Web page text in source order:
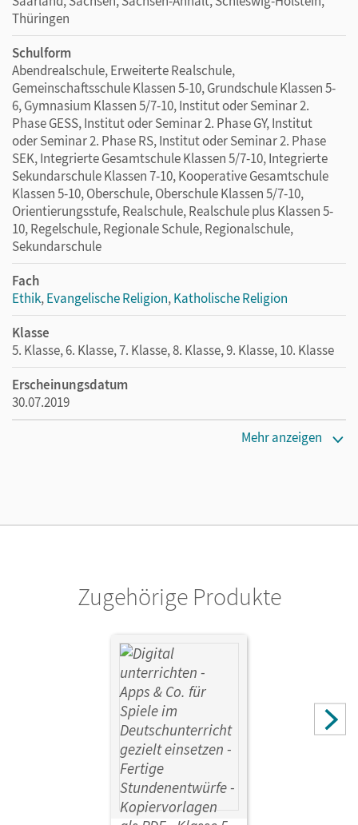
Thüringen
Schulform
Abendrealschule, Erweiterte Realschule,
Gemeinschaftsschule Klassen 5-10, Grundschule Klassen 5-
6, Gymnasium Klassen 5/7-10, Institut oder Seminar 2.
Phase GESS, Institut oder Seminar 2. Phase GY, Institut
oder Seminar 2. Phase RS, Institut oder Seminar 2. Phase
SEK, Integrierte Gesamtschule Klassen 5/7-10, Integrierte
Sekundarschule Klassen 7-10, Kooperative Gesamtschule
Klassen 5-10, Oberschule, Oberschule Klassen 5/7-10,
Orientierungsstufe, Realschule, Realschule plus Klassen 5-
10, Regelschule, Regionale Schule, Regionalschule,
Sekundarschule
Fach
Ethik,Evangelische Religion,Katholische Religion
Klasse
5. Klasse, 6. Klasse, 7. Klasse, 8. Klasse, 9. Klasse, 10. Klasse
Erscheinungsdatum
30.07.2019
Moers, Edelgard; Pfister, Stefanie; Günther, Niklas; Zankel,
Hans; Nonnenmacher, Thomas; Moers, Jürgen;
Mehr anzeigen
Zugehörige Produkte